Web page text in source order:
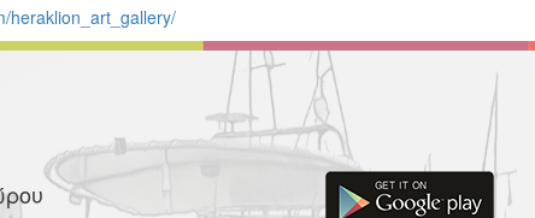
heraklion_art_gallery/